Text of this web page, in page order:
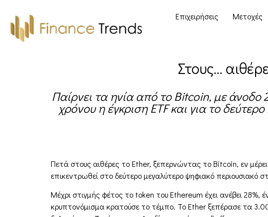
Επιχειρήσεις Μετοχές
Στους…
Παίρνει τα ηνία από το Bitcoin, με άνοδο
χρόνου η έγκριση ETF και για το
Πετά στους αιθέρες το Ether, ξεπερνώντας το Bitcoin, εν
επικεντρωθεί στο δεύτερο μεγαλύτερο ψηφιακό περιουσιακό
Μέχρι στιγμής φέτος το token του Ethereum έχει ανέβει
κρυπτονόμισμα κρατούσε το τέμπο. Το Ether ξεπέρασε τα